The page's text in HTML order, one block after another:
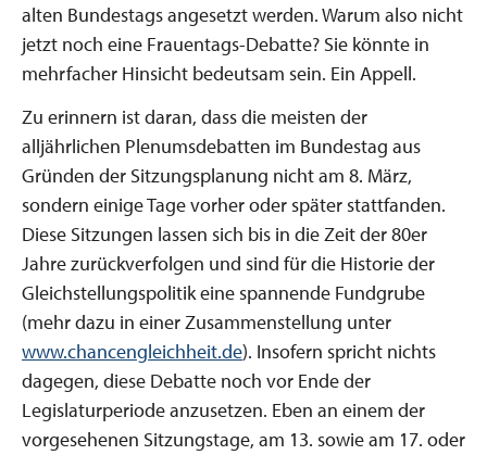
alten Bundestags angesetzt werden. Warum also nicht
jetzt noch eine Frauentags-Debatte? Sie könnte in
mehrfacher Hinsicht bedeutsam sein. Ein Appell.
Zu erinnern ist daran, dass die meisten der
alljährlichen Plenumsdebatten im Bundestag aus
Gründen der Sitzungsplanung nicht am 8. März,
sondern einige Tage vorher oder später stattfanden.
Diese Sitzungen lassen sich bis in die Zeit der 80er
Jahre zurückverfolgen und sind für die Historie der
Gleichstellungspolitik eine spannende Fundgrube
(mehr dazu in einer Zusammenstellung unter
www.chancengleichheit.de). Insofern spricht nichts
dagegen, diese Debatte noch vor Ende der
Legislaturperiode anzusetzen. Eben an einem der
vorgesehenen Sitzungstage, am 13. sowie am 17. oder